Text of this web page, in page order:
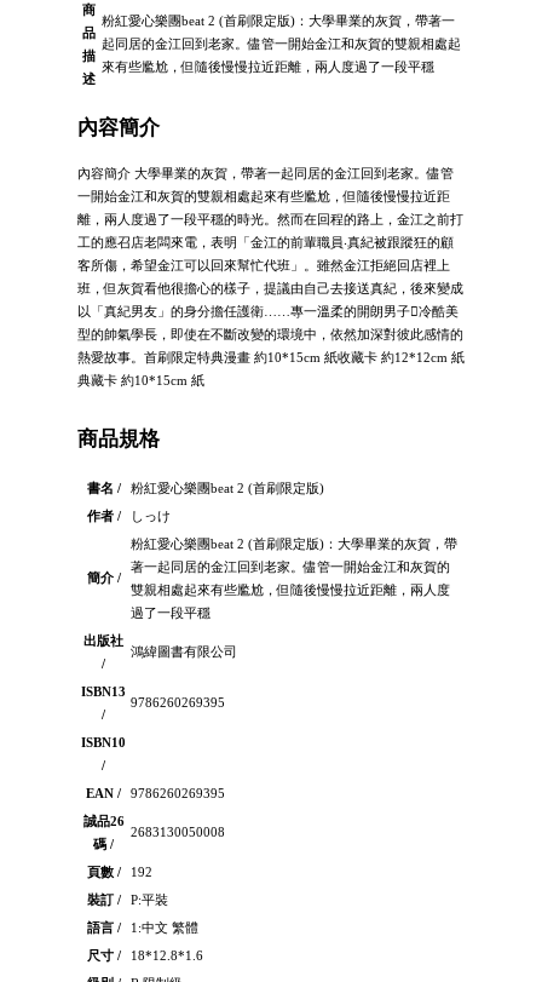
商
品
描
述
粉紅愛心樂團beat 2 (首刷限定版)：大學畢業的灰賀，帶著一
起同居的金江回到老家。儘管一開始金江和灰賀的雙親相處起
來有些尷尬，但隨後慢慢拉近距離，兩人度過了一段平穩
內容簡介
內容簡介 大學畢業的灰賀，帶著一起同居的金江回到老家。儘管
一開始金江和灰賀的雙親相處起來有些尷尬，但隨後慢慢拉近距
離，兩人度過了一段平穩的時光。然而在回程的路上，金江之前打
工的應召店老闆來電，表明「金江的前輩職員‧真紀被跟蹤狂的顧
客所傷，希望金江可以回來幫忙代班」。雖然金江拒絕回店裡上
班，但灰賀看他很擔心的樣子，提議由自己去接送真紀，後來變成
以「真紀男友」的身分擔任護衛……專一溫柔的開朗男子冷酷美
型的帥氣學長，即使在不斷改變的環境中，依然加深對彼此感情的
熱愛故事。首刷限定特典漫畫 約10*15cm 紙收藏卡 約12*12cm 紙
典藏卡 約10*15cm 紙
商品規格
書名 /
粉紅愛心樂團beat 2 (首刷限定版)
作者 /
しっけ
簡介 /
粉紅愛心樂團beat 2 (首刷限定版)：大學畢業的灰賀，帶
著一起同居的金江回到老家。儘管一開始金江和灰賀的
雙親相處起來有些尷尬，但隨後慢慢拉近距離，兩人度
過了一段平穩
出版社
/
鴻緯圖書有限公司
ISBN13
/
9786260269395
ISBN10
/
EAN /
9786260269395
誠品26
碼 /
2683130050008
頁數 /
192
裝訂 /
P:平裝
語言 /
1:中文 繁體
尺寸 /
18*12.8*1.6